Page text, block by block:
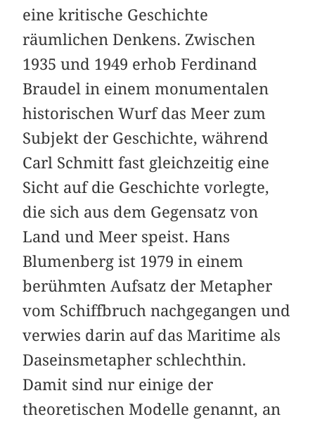
eine kritische Geschichte
räumlichen Denkens. Zwischen
1935 und 1949 erhob Ferdinand
Braudel in einem monumentalen
historischen Wurf das Meer zum
Subjekt der Geschichte, während
Carl Schmitt fast gleichzeitig eine
Sicht auf die Geschichte vorlegte,
die sich aus dem Gegensatz von
Land und Meer speist. Hans
Blumenberg ist 1979 in einem
berühmten Aufsatz der Metapher
vom Schiffbruch nach­gegangen und
verwies darin auf das Maritime als
Daseinsmetapher schlechthin.
Damit sind nur einige der
theoretischen Modelle genannt, an